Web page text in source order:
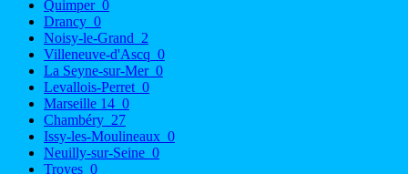
Quimper 0
Drancy 0
Noisy-le-Grand 2
Villeneuve-d'Ascq 0
La Seyne-sur-Mer 0
Levallois-Perret 0
Marseille 14 0
Chambéry 27
Issy-les-Moulineaux 0
Neuilly-sur-Seine 0
Troyes 0